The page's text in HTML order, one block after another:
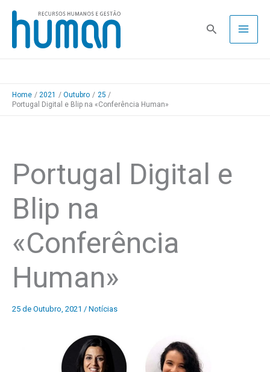
Skip
content
Pesquisa
Home 2021 Outubro
25
Portugal Digital e Blip na «Conferência Human»
Portugal Digital e
Blip na
«Conferência
Human»
25 de Outubro, 2021 / Notícias